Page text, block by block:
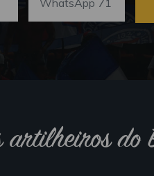
artilheiros do